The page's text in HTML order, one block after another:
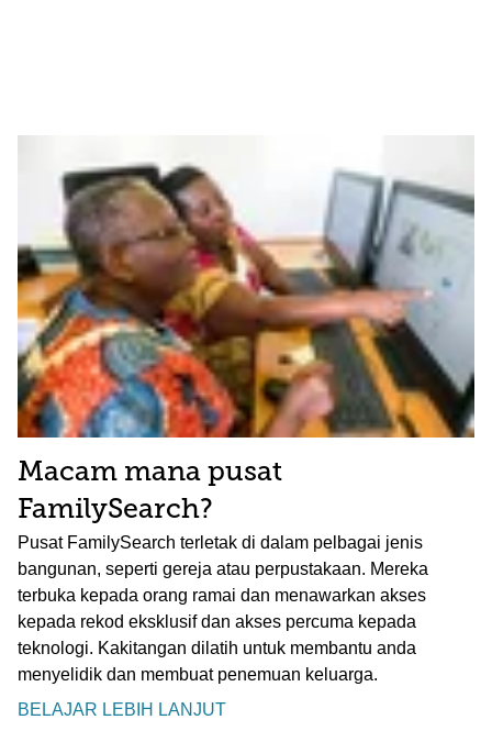
Macam mana pusat
FamilySearch?
Pusat FamilySearch terletak di dalam pelbagai jenis
bangunan, seperti gereja atau perpustakaan. Mereka
terbuka kepada orang ramai dan menawarkan akses
kepada rekod eksklusif dan akses percuma kepada
teknologi. Kakitangan dilatih untuk membantu anda
menyelidik dan membuat penemuan keluarga.
BELAJAR LEBIH LANJUT